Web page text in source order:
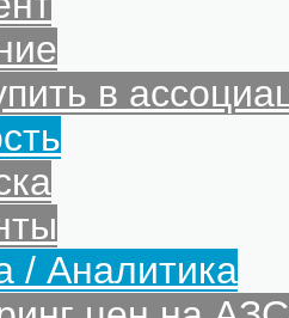
в
/ Аналитика